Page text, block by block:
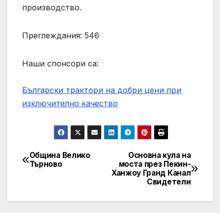
производство.
Преглеждания: 546
Наши спонсори са:
Български трактори на добри цени при
изключително качество
Post
Основна кула на
моста през Пекин-
Ханжоу Гранд Канал
Свидетели
Община Велико
Търново